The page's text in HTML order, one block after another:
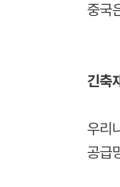
중국
긴축
우리
공급